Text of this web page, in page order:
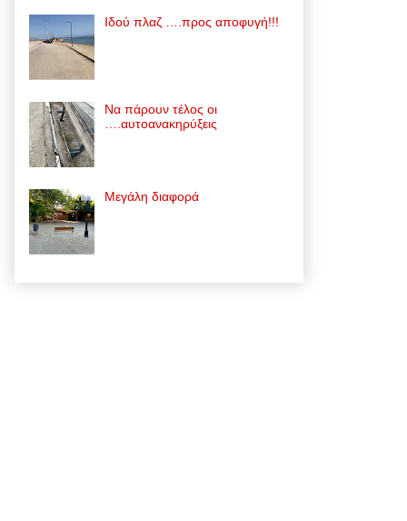
Ιδού πλαζ ….προς αποφυγή!!!
Να πάρουν τέλος οι
….αυτοανακηρύξεις
Μεγάλη διαφορά